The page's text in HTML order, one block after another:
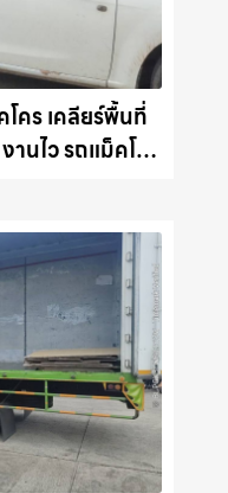
คร เคลียร์พื้นที่
นไว รถแม็คโคร